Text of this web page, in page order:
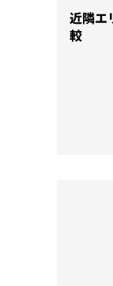
近隣エ
較